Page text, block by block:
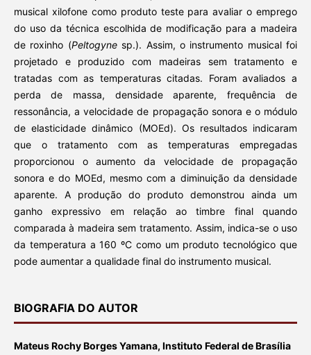
musical xilofone como produto teste para avaliar o emprego
do uso da técnica escolhida de modificação para a madeira
de roxinho (Peltogynesp.). Assim, o instrumento musical foi
projetado e produzido com madeiras sem tratamento e
tratadas com as temperaturas citadas. Foram avaliados a
perda de massa, densidade aparente, frequência de
ressonância, a velocidade de propagação sonora e o módulo
de elasticidade dinâmico (MOEd). Os resultados indicaram
que o tratamento com as temperaturas empregadas
proporcionou o aumento da velocidade de propagação
sonora e do MOEd, mesmo com a diminuição da densidade
aparente. A produção do produto demonstrou ainda um
ganho expressivo em relação ao timbre final quando
comparada à madeira sem tratamento. Assim, indica-se o uso
da temperatura a 160 ºC como um produto tecnológico que
pode aumentar a qualidade final do instrumento musical.
BIOGRAFIA DO AUTOR
Mateus Rochy Borges Yamana, Instituto Federal de Brasília